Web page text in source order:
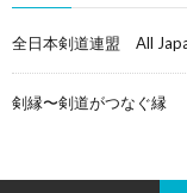
全日本剣道連盟 All
剣縁〜剣道がつなぐ縁